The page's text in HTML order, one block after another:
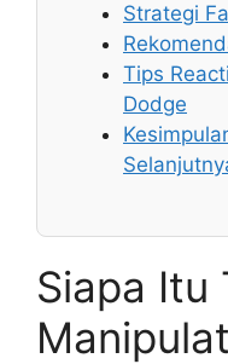
Strategi
Tips
Dodge
Siapa Itu